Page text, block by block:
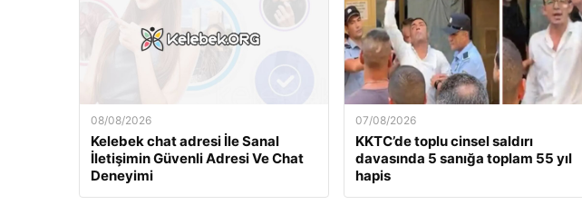
08/08/2026
Kelebek chat adresi İle Sanal
İletişimin Güvenli Adresi Ve Chat
Deneyimi
07/08/2026
KKTC’de toplu cinsel saldırı
davasında 5 sanığa toplam 55 yıl
hapis